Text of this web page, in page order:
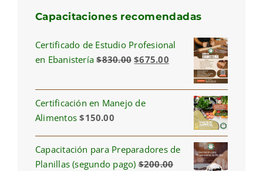
Capacitaciones recomendadas
Certificado de Estudio Profesional
en Ebanistería $830.00 Original
was:
$830.00.
$675.00Current
is:
$675.00.
Certificación en Manejo de
Alimentos $150.00
Capacitación para Preparadores de
Planillas (segundo pago) $200.00